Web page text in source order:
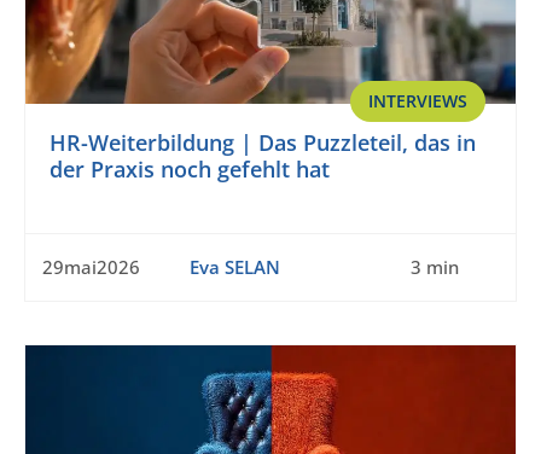
INTERVIEWS
HR-Weiterbildung | Das Puzzleteil, das in
der Praxis noch gefehlt hat
29mai2026 Eva SELAN 3 min